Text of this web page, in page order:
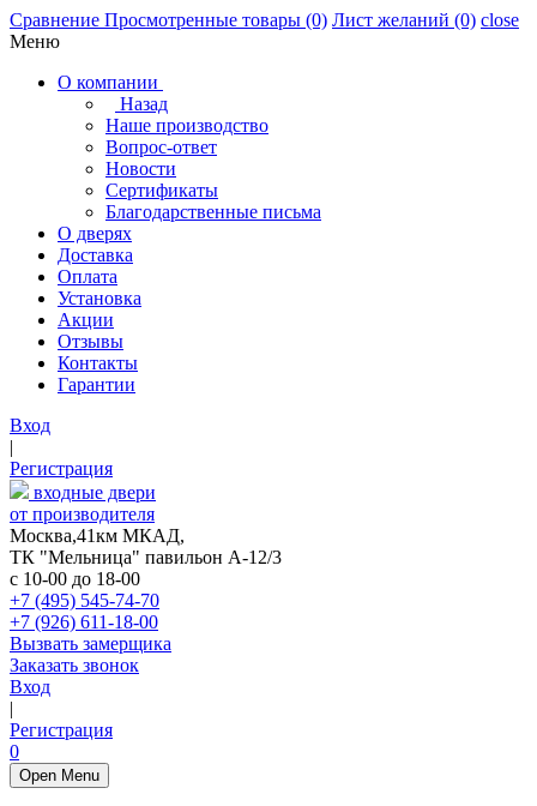
Сравнение Просмотренные товары (0) Лист желаний (0) close
Меню
О компании
Назад
Наше производство
Вопрос-ответ
Новости
Сертификаты
Благодарственные письма
О дверях
Доставка
Оплата
Установка
Акции
Отзывы
Контакты
Гарантии
Вход
|
Регистрация
входные двери
от производителя
Москва,41км МКАД,
ТК "Мельница" павильон А-12/3
с 10-00 до 18-00
+7 (495) 545-74-70
+7 (926) 611-18-00
Вызвать замерщика
Заказать звонок
Вход
|
Регистрация
0
Open Menu